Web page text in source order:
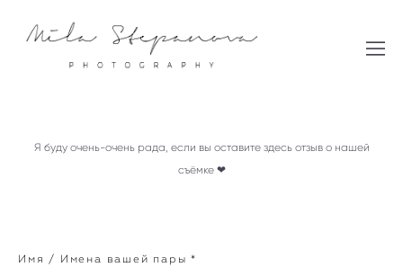
Я буду очень-очень рада, если вы оставите здесь отзыв о нашей
съёмке ❤
Имя / Имена вашей пары *